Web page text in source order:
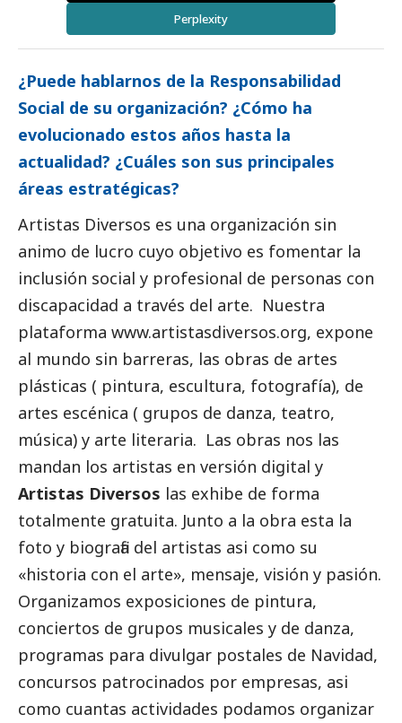
Perplexity
¿Puede hablarnos de la Responsabilidad
Social de su organización? ¿Cómo ha
evolucionado estos años hasta la
actualidad? ¿Cuáles son sus principales
áreas estratégicas?
Artistas Diversos es una organización sin
animo de lucro cuyo objetivo es fomentar la
inclusión social y profesional de personas con
discapacidad a través del arte. Nuestra
plataforma www.artistasdiversos.org, expone
al mundo sin barreras, las obras de artes
plásticas ( pintura, escultura, fotografía), de
artes escénica ( grupos de danza, teatro,
música) y arte literaria. Las obras nos las
mandan los artistas en versión digital y
Artistas Diversos las exhibe de forma
totalmente gratuita. Junto a la obra esta la
foto y biografia del artistas asi como su
«historia con el arte», mensaje, visión y pasión.
Organizamos exposiciones de pintura,
conciertos de grupos musicales y de danza,
programas para divulgar postales de Navidad,
concursos patrocinados por empresas, asi
como cuantas actividades podamos organizar